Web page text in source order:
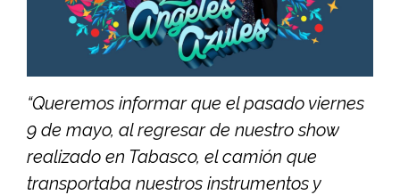
“Queremos informar que el pasado viernes
9 de mayo, al regresar de nuestro show
realizado en Tabasco, el camión que
transportaba nuestros instrumentos y